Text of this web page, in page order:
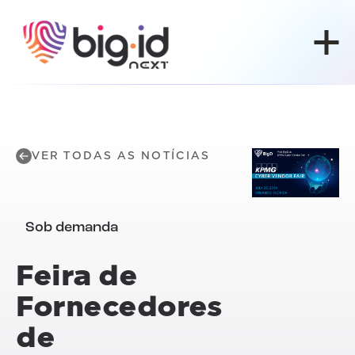
VER TODAS AS NOTÍCIAS
Sob demanda
Feira de
Fornecedores
de